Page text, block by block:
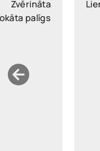
Liene Pommere